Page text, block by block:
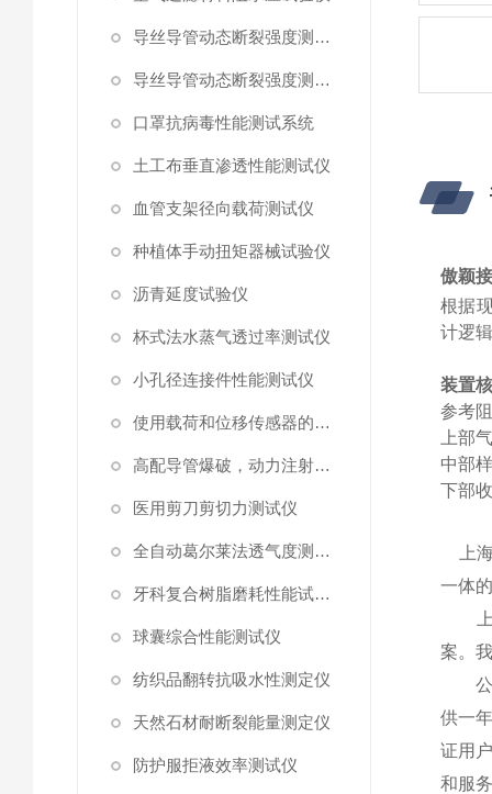
导丝导管动态断裂强度测试仪 （峰值拉力）
导丝导管动态断裂强度测试仪
口罩抗病毒性能测试系统
土工布垂直渗透性能测试仪
血管支架径向载荷测试仪
种植体手动扭矩器械试验仪
沥青延度试验仪
杯式法水蒸气透过率测试仪
小孔径连接件性能测试仪
使用载荷和位移传感器的塑料高速穿刺特性测试仪
高配导管爆破，动力注射中流量及压力测试仪
医用剪刀剪切力测试仪
全自动葛尔莱法透气度测试仪
牙科复合树脂磨耗性能试验仪
球囊综合性能测试仪
纺织品翻转抗吸水性测定仪
天然石材耐断裂能量测定仪
防护服拒液效率测试仪
傲颖
根据
计逻
装置
参考
上部
中部
下部
上海
一体
上海
案。
公司
供一
证用
和服